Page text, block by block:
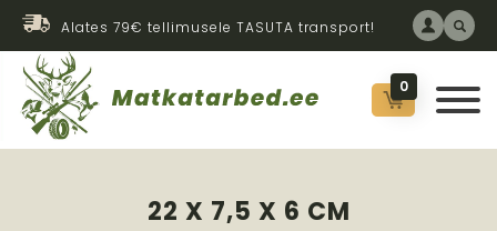
Alates 79€ tellimusele TASUTA transport!
0
22 X 7,5 X 6 CM